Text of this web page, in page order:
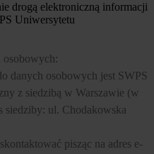
drogą elektroniczną informacji
Uniwersytetu
osobowych:
danych osobowych jest SWPS
z siedzibą w Warszawie (w
siedziby: ul. Chodakowska
pisząc na adres e-